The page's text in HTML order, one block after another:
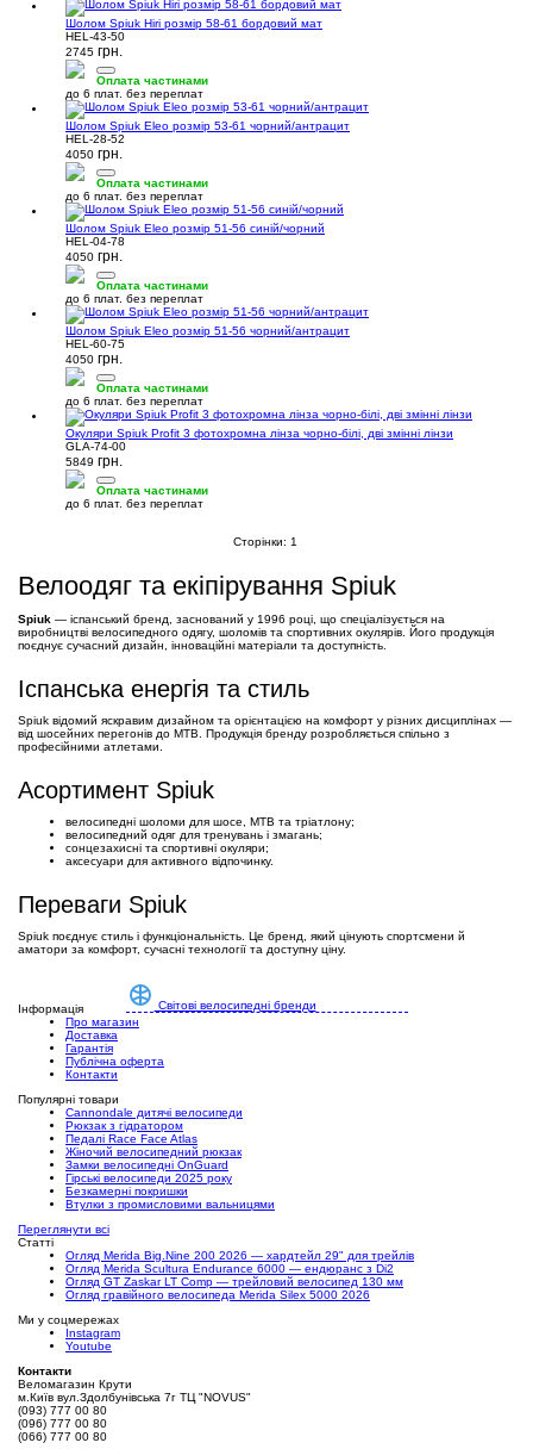
Шолом Spiuk Hiri розмір 58-61 бордовий мат
HEL-43-50
2745 грн.
Оплата частинами
до 6 плат. без переплат
Шолом Spiuk Eleo розмір 53-61 чорний/антрацит
HEL-28-52
4050 грн.
Оплата частинами
до 6 плат. без переплат
Шолом Spiuk Eleo розмір 51-56 синій/чорний
HEL-04-78
4050 грн.
Оплата частинами
до 6 плат. без переплат
Шолом Spiuk Eleo розмір 51-56 чорний/антрацит
HEL-60-75
4050 грн.
Оплата частинами
до 6 плат. без переплат
Окуляри Spiuk Profit 3 фотохромна лінза чорно-білі, дві змінні лінзи
GLA-74-00
5849 грн.
Оплата частинами
до 6 плат. без переплат
Сторінки: 1
Велоодяг та екіпірування Spiuk
Spiuk — іспанський бренд, заснований у 1996 році, що спеціалізується на
виробництві велосипедного одягу, шоломів та спортивних окулярів. Його продукція
поєднує сучасний дизайн, інноваційні матеріали та доступність.
Іспанська енергія та стиль
Spiuk відомий яскравим дизайном та орієнтацією на комфорт у різних дисциплінах —
від шосейних перегонів до MTB. Продукція бренду розробляється спільно з
професійними атлетами.
Асортимент Spiuk
велосипедні шоломи для шосе, MTB та тріатлону;
велосипедний одяг для тренувань і змагань;
сонцезахисні та спортивні окуляри;
аксесуари для активного відпочинку.
Переваги Spiuk
Spiuk поєднує стиль і функціональність. Це бренд, який цінують спортсмени й
аматори за комфорт, сучасні технології та доступну ціну.
Світові велосипедні бренди
Інформація
Про магазин
Доставка
Гарантія
Публічна оферта
Контакти
Популярні товари
Cannondale дитячі велосипеди
Рюкзак з гідратором
Педалі Race Face Atlas
Жіночий велосипедний рюкзак
Замки велосипедні OnGuard
Гірські велосипеди 2025 року
Безкамерні покришки
Втулки з промисловими вальницями
Переглянути всі
Статті
Огляд Merida Big.Nine 200 2026 — хардтейл 29" для трейлів
Огляд Merida Scultura Endurance 6000 — ендюранс з Di2
Огляд GT Zaskar LT Comp — трейловий велосипед 130 мм
Огляд гравійного велосипеда Merida Silex 5000 2026
Ми у соцмережах
Instagram
Youtube
Контакти
Веломагазин Крути
м.Київ вул.Здолбунівська 7г ТЦ "NOVUS"
(093) 777 00 80
(096) 777 00 80
(066) 777 00 80